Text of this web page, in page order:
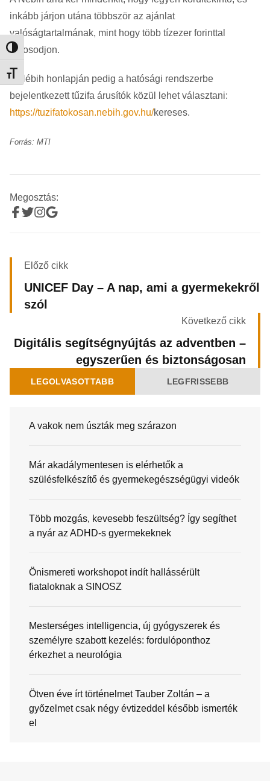
Nagy kontraszt váltása
Betűméret váltása
inkább járjon utána többször az ajánlat
valóságtartalmának, mint hogy több tízezer forinttal
károsodjon.
A Nébih honlapján pedig a hatósági rendszerbe
bejelentkezett tűzifa árusítók közül lehet választani:
https://tuzifatokosan.nebih.gov.hu/kereses.
Forrás: MTI
Megosztás:
Előző cikk
UNICEF Day – A nap, ami a gyermekekről
szól
Következő cikk
Digitális segítségnyújtás az adventben –
egyszerűen és biztonságosan
LEGOLVASOTTABB LEGFRISSEBB
A vakok nem úszták meg szárazon
Már akadálymentesen is elérhetők a
szülésfelkészítő és gyermekegészségügyi videók
Több mozgás, kevesebb feszültség? Így segíthet
a nyár az ADHD-s gyermekeknek
Önismereti workshopot indít hallássérült
fiataloknak a SINOSZ
Mesterséges intelligencia, új gyógyszerek és
személyre szabott kezelés: fordulóponthoz
érkezhet a neurológia
Ötven éve írt történelmet Tauber Zoltán – a
győzelmet csak négy évtizeddel később ismerték
el